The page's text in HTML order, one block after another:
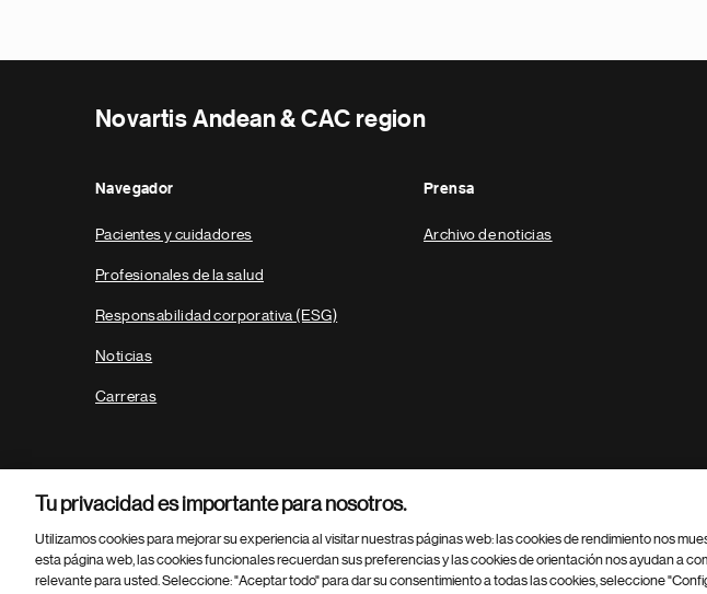
Novartis Andean & CAC region
Navegador
Pacientes y cuidadores
Profesionales de la salud
Responsabilidad corporativa (ESG)
Noticias
Carreras
Prensa
Archivo de noticias
Parte
© 2026 Novartis AG
Tu privacidad es importante para nosotros.
Utilizamos cookies para mejorar su experiencia al visitar nuestras páginas web: las cookies de rendimiento nos
esta página web, las cookies funcionales recuerdan sus preferencias y las cookies de orientación nos ayudan a
relevante para usted. Seleccione: "Aceptar todo" para dar su consentimiento a todas las cookies, seleccione